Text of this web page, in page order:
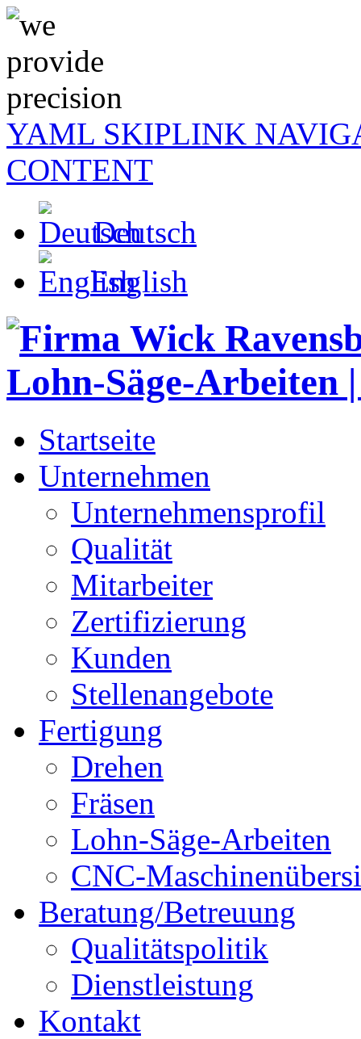
YAML SKIPLINK
CONTENT
Deutsch
English
Startseite
Unternehmen
Unternehmensprofil
Qualität
Mitarbeiter
Zertifizierung
Kunden
Stellenangebote
Fertigung
Drehen
Fräsen
Lohn-Säge-Arbeiten
CNC-
Beratung/Betreuung
Qualitätspolitik
Dienstleistung
Kontakt